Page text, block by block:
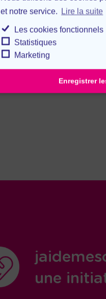
et notre service.
Lire la suite
Les cookies fonctionnels
Statistiques
Marketing
Enregistrer
une